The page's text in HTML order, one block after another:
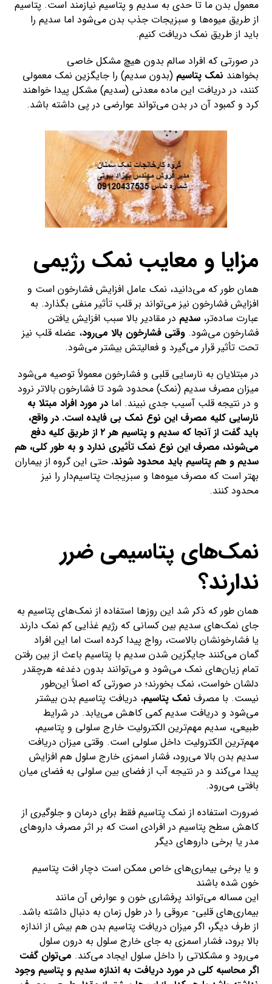
معمول بدن ما تا حدی به سدیم و پتاسیم نیازمند است. پتاسیم
از طریق میوه‌ها و سبزیجات جذب بدن می‌شود اما سدیم را
باید از طریق نمک دریافت کنیم.
در صورتی که افراد سالم بدون هیچ مشکل خاصی
بخواهند نمک پتاسیم (بدون سدیم) را جایگزین نمک معمولی
کنند، در دریافت این ماده معدنی (سدیم) مشکل پیدا خواهند
کرد و کمبود آن در بدن می‌تواند عوارضی در پی داشته باشد.
مزایا و معایب نمک رژیمی
همان طور که می‌دانید، نمک عامل افزایش فشارخون است و
افزایش فشارخون نیز می‌تواند بر قلب تأثیر منفی بگذارد. به
عبارت ساده‌تر،سدیم در مقادیر بالا سبب افزایش یافتن
فشارخون می‌شود.وقتی فشارخون بالا می‌رود، عضله قلب نیز
تحت تأثیر قرار می‌گیرد و فعالیتش بیشتر می‌شود.
در مبتلایان به نارسایی قلبی و فشارخون معمولاً توصیه می‌شود
میزان مصرف سدیم (نمک) محدود شود تا فشارخون بالاتر نرود
و در نتیجه قلب آسیب جدی نبیند. امادر مورد افراد مبتلا به
نارسایی کلیه مصرف این نوع نمک بی فایده است. در واقع،
باید گفت از آنجا که سدیم و پتاسیم هر ۲ از طریق کلیه دفع
می‌شوند، مصرف این نوع نمک تأثیری ندارد و به طور کلی، هم
سدیم و هم پتاسیم باید محدود شوند. حتی این گروه از بیماران
بهتر است که مصرف میوه‌ها و سبزیجات پتاسیم‌دار را نیز
محدود کنند.
نمک‌های پتاسیمی ضرر
ندارند؟
همان طور که ذکر شد این روزها استفاده از نمک‌های پتاسیم به
جای نمک‌های سدیم بین کسانی که رژیم غذایی کم نمک دارند
یا فشارخونشان بالاست، رواج پیدا کرده است اما این افراد
گمان می‌کنند جایگزین شدن سدیم با پتاسیم باعث از بین رفتن
تمام زیان‌های نمک می‌شود و می‌توانند بدون دغدغه هرچقدر
دلشان خواست، نمک بخورند؛ در صورتی که اصلاً این‌طور
نیست. با مصرف نمک پتاسیم، دریافت پتاسیم بدن بیشتر
می‌شود و دریافت سدیم کمی کاهش می‌یابد. در شرایط
طبیعی، سدیم مهم‌ترین الکترولیت خارج سلولی و پتاسیم،
مهم‌ترین الکترولیت داخل سلولی است. وقتی میزان دریافت
سدیم بدن بالا می‌رود، فشار اسمزی خارج سلول هم افزایش
پیدا می‌کند و در نتیجه آب از فضای بین سلولی به فضای میان
بافتی می‌رود.
ضرورت استفاده از نمک پتاسیم فقط برای درمان و جلوگیری از
کاهش سطح پتاسیم در افرادی است که بر اثر مصرف داروهای
مدر یا برخی داروهای دیگر
و یا برخی بیماری‌های خاص ممکن است دچار افت پتاسیم
خون شده باشند
این مساله می‌تواند پرفشاری خون و عوارض آن مانند
بیماری‌های قلبی- عروقی را در طول زمان به دنبال داشته باشد.
از طرف دیگر، اگر میزان دریافت پتاسیم بدن هم بیش از اندازه
بالا برود، فشار اسمزی به جای خارج سلول به درون سلول
می‌رود و مشکلاتی را داخل سلول ایجاد می‌کند. می‌توان گفت
اگر محاسبه کلی در مورد دریافت به اندازه سدیم و پتاسیم وجود